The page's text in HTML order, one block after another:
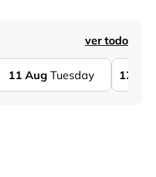
ver todo
11 Aug Tuesday 12